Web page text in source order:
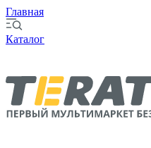
Главная
Каталог